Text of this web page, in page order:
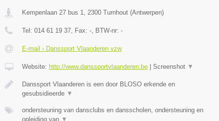
Kempenlaan 27 bus 1 2300 Turnhout (Antwerpen)
Tel: 014 61 19 37 , Fax: - , BTW-nr: -
E-mail › Danssport Vlaanderen vzw
Website: http://www.danssportvlaanderen.be Screenshot ▼
Danssport Vlaanderen is een door BLOSO erkende en
gesubsidieerde ▼
ondersteuning van dansclubs en dansscholen, ondersteuning en
opleiding van ▼